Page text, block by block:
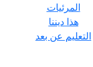
المرئيات
هذا ديننا
التعليم عن بعد